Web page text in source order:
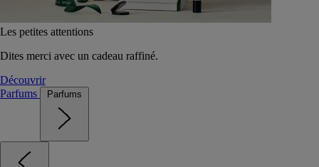
Les petites attentions
Dites merci avec un cadeau raffiné.
Découvrir
Parfums
Parfums